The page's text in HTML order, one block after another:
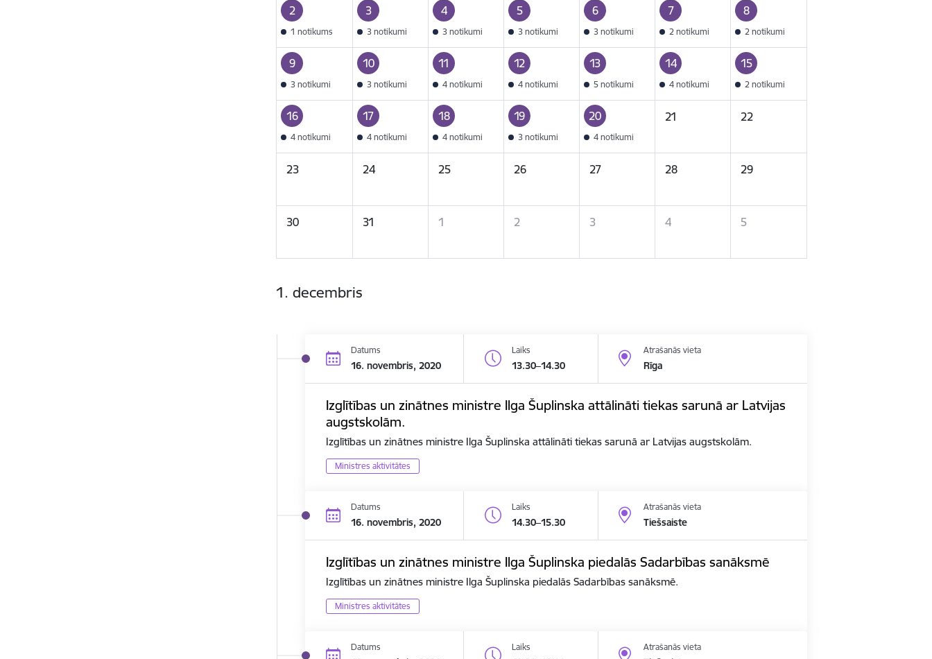
2
1 notikums
3
3 notikumi
4
3 notikumi
5
3 notikumi
6
3 notikumi
7
2 notikumi
8
2 notikumi
9
3 notikumi
10
3 notikumi
11
4 notikumi
12
4 notikumi
13
5 notikumi
14
4 notikumi
15
2 notikumi
16
4 notikumi
17
4 notikumi
18
4 notikumi
19
3 notikumi
20
4 notikumi
21 22
23 24 25 26 27 28 29
30 31 1 2 3 4 5
1. decembris
Datums
16. novembris, 2020
Laiks
13.30–14.30
Atrašanās vieta
Rīga
Izglītības un zinātnes ministre Ilga Šuplinska attālināti tiekas sarunā ar Latvijas
augstskolām.
Izglītības un zinātnes ministre Ilga Šuplinska attālināti tiekas sarunā ar Latvijas augstskolām.
Ministres aktivitātes
Datums
16. novembris, 2020
Laiks
14.30–15.30
Atrašanās vieta
Tiešsaiste
Izglītības un zinātnes ministre Ilga Šuplinska piedalās Sadarbības sanāksmē
Izglītības un zinātnes ministre Ilga Šuplinska piedalās Sadarbības sanāksmē.
Ministres aktivitātes
Datums Laiks Atrašanās vieta